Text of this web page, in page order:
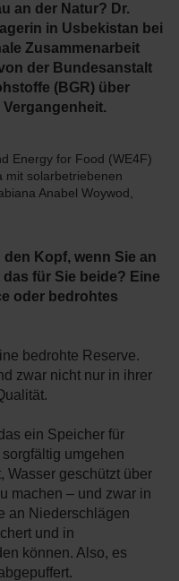
an der Natur? Dr.
in Usbekistan bei
Zusammenarbeit
der Bundesanstalt
(BGR) über
Energy for Food (WE4F)
mit solarbetriebenen
Anabel Woywod,
Kopf, wenn Sie an
für Sie beide? Eine
oder bedrohtes
bedrohte Reserve.
zwar nicht nur in ihrer
ein Speicher für
umgehen
Wasser geschützt über
machen – und zwar in
an Niederschlägen
und in
können. Also, es